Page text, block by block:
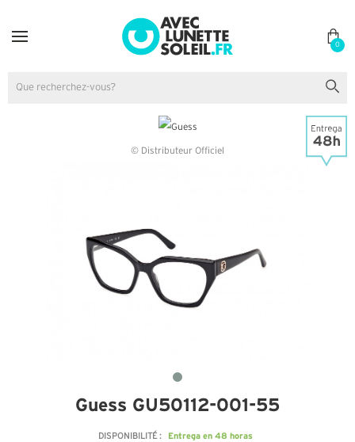
0
© Distributeur Officiel
Guess GU50112-001-55
DISPONIBILITÉ : Entrega en 48 horas